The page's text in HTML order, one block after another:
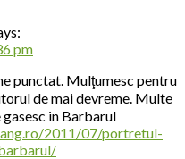
pm
punctat. Mulţumesc pentru
de mai devreme. Multe
in Barbarul
2011/07/portretul-